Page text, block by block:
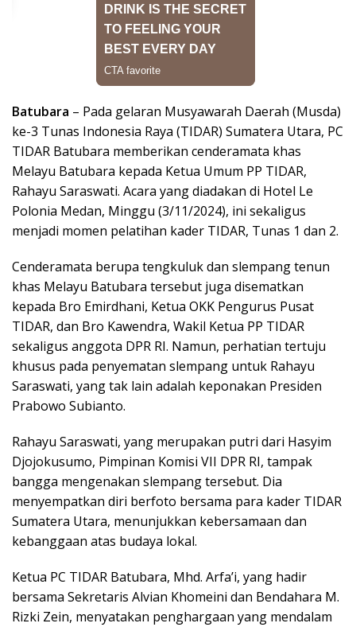
Batubara – Pada gelaran Musyawarah Daerah (Musda)
ke-3 Tunas Indonesia Raya (TIDAR) Sumatera Utara, PC
TIDAR Batubara memberikan cenderamata khas
Melayu Batubara kepada Ketua Umum PP TIDAR,
Rahayu Saraswati. Acara yang diadakan di Hotel Le
Polonia Medan, Minggu (3/11/2024), ini sekaligus
menjadi momen pelatihan kader TIDAR, Tunas 1 dan 2.
Cenderamata berupa tengkuluk dan slempang tenun
khas Melayu Batubara tersebut juga disematkan
kepada Bro Emirdhani, Ketua OKK Pengurus Pusat
TIDAR, dan Bro Kawendra, Wakil Ketua PP TIDAR
sekaligus anggota DPR RI. Namun, perhatian tertuju
khusus pada penyematan slempang untuk Rahayu
Saraswati, yang tak lain adalah keponakan Presiden
Prabowo Subianto.
Rahayu Saraswati, yang merupakan putri dari Hasyim
Djojokusumo, Pimpinan Komisi VII DPR RI, tampak
bangga mengenakan slempang tersebut. Dia
menyempatkan diri berfoto bersama para kader TIDAR
Sumatera Utara, menunjukkan kebersamaan dan
kebanggaan atas budaya lokal.
Ketua PC TIDAR Batubara, Mhd. Arfa’i, yang hadir
bersama Sekretaris Alvian Khomeini dan Bendahara M.
Rizki Zein, menyatakan penghargaan yang mendalam